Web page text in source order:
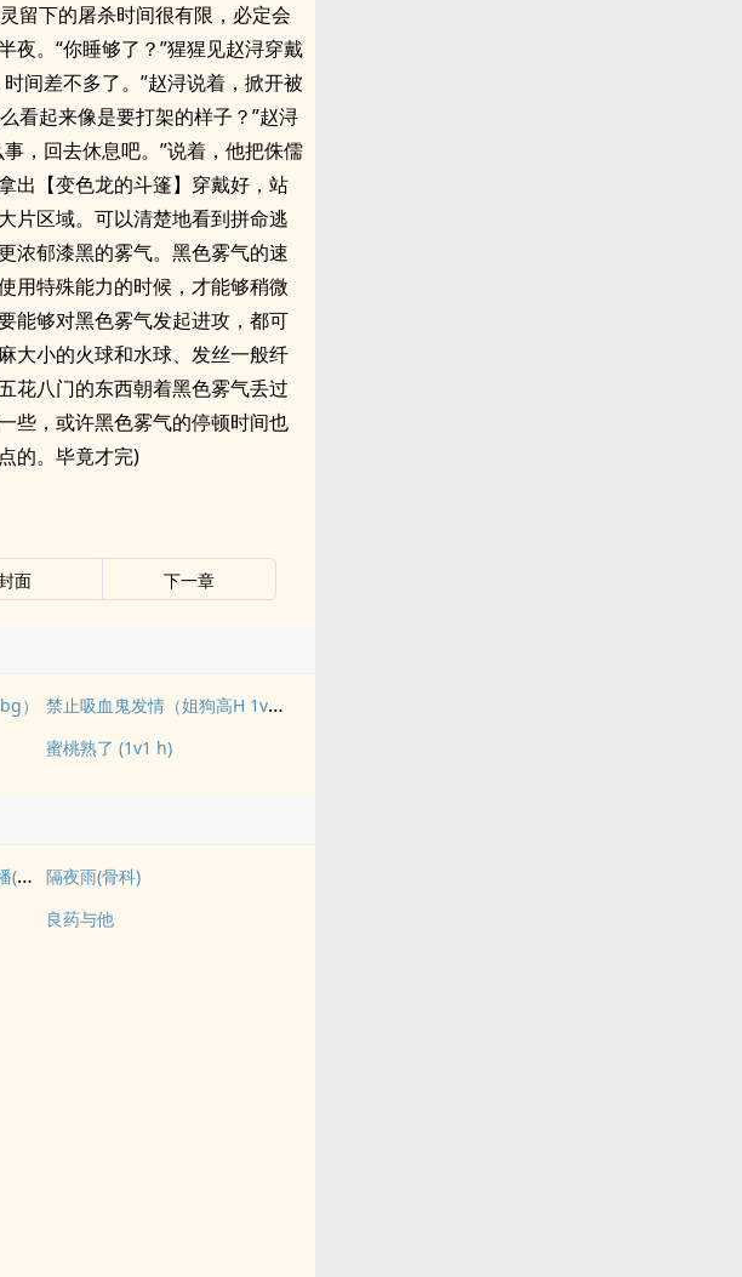
留下的屠杀时间很有限，必定会
夜。“你睡够了？”猩猩见赵浔穿戴
间差不多了。”赵浔说着，掀开被
看起来像是要打架的样子？”赵浔
，回去休息吧。”说着，他把侏儒
出【变色龙的斗篷】穿戴好，站
片区域。可以清楚地看到拼命逃
浓郁漆黑的雾气。黑色雾气的速
用特殊能力的时候，才能够稍微
能够对黑色雾气发起进攻，都可
大小的火球和水球、发丝一般纤
花八门的东西朝着黑色雾气丢过
些，或许黑色雾气的停顿时间也
的。毕竟才完)
面 下一章
） 禁止吸血鬼发情（姐狗高H 1v1）
蜜桃熟了 (1v1 h)
被淫追粉们缠上团播女主播(露出NPH)
隔夜雨(骨科)
良药与他